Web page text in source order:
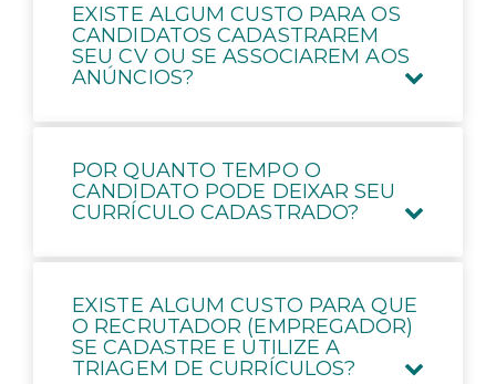
EXISTE ALGUM CUSTO PARA OS
CANDIDATOS CADASTRAREM
SEU CV OU SE ASSOCIAREM AOS
ANÚNCIOS?
POR QUANTO TEMPO O
CANDIDATO PODE DEIXAR SEU
CURRÍCULO CADASTRADO?
EXISTE ALGUM CUSTO PARA QUE
O RECRUTADOR (EMPREGADOR)
SE CADASTRE E UTILIZE A
TRIAGEM DE CURRÍCULOS?